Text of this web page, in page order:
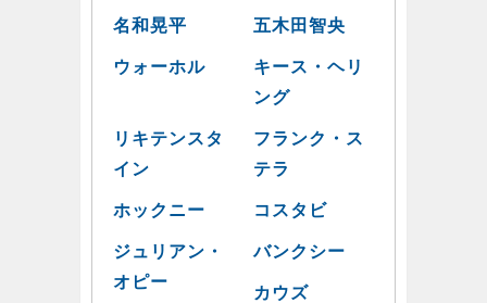
名和晃平 五木田智央
ウォーホル
キース・ヘリ
ング
リキテンスタ
イン
フランク・ス
テラ
ホックニー コスタビ
ジュリアン・
オピー
バンクシー
カウズ